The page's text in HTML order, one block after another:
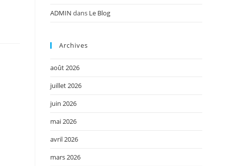
ADMIN dans Le Blog
Archives
août 2026
juillet 2026
juin 2026
mai 2026
avril 2026
mars 2026